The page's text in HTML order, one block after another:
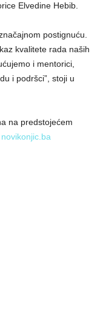
Elvedine Hebib.
postignuću.
kvalitete rada naših
i mentorici,
i podršci”, stoji u
na predstojećem
novikonjic.ba